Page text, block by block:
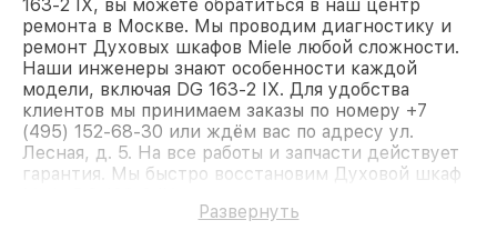
163-2 IX, вы можете обратиться в наш центр
ремонта в Москве. Мы проводим диагностику и
ремонт Духовых шкафов Miele любой сложности.
Наши инженеры знают особенности каждой
модели, включая DG 163-2 IX. Для удобства
клиентов мы принимаем заказы по номеру +7
(495) 152-68-30 или ждём вас по адресу ул.
Лесная, д. 5. На все работы и запчасти действует
гарантия. Мы быстро восстановим Духовой шкаф
Развернуть